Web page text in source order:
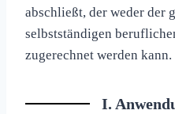
abschließt, der weder der
selbstständigen
zugerechnet werden kann.
I.